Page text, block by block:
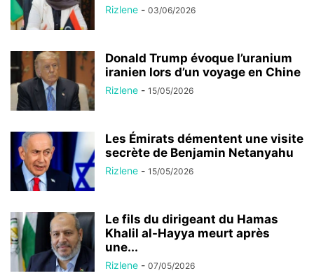
Rizlene - 03/06/2026
Donald Trump évoque l’uranium
iranien lors d’un voyage en Chine
Rizlene - 15/05/2026
Les Émirats démentent une visite
secrète de Benjamin Netanyahu
Rizlene - 15/05/2026
Le fils du dirigeant du Hamas
Khalil al-Hayya meurt après
une...
Rizlene - 07/05/2026